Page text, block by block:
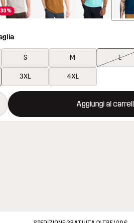
30%
S M L
3XL 4XL
Aggiungi al
una finestra modale per